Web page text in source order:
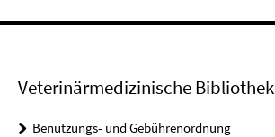
Veterinärmedizinische Bibliothek
Benutzungs- und Gebührenordnung